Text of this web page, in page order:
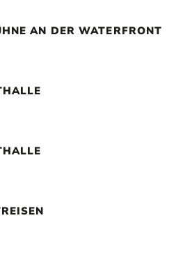
AN DER WATERFRONT